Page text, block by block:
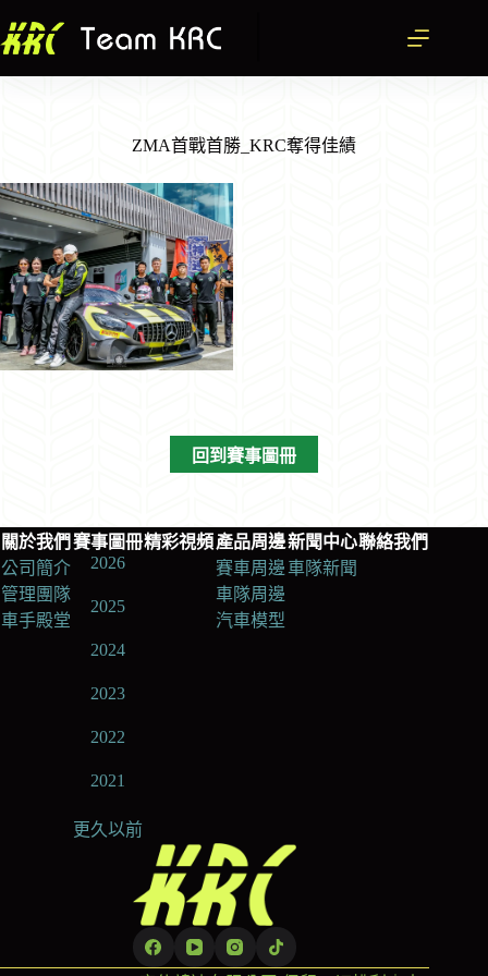
至
ZMA首戰首勝_KRC奪得佳績
回到賽事圖冊
關於我們
公司簡介
管理團隊
車手殿堂
賽事圖冊
2026
2025
2024
2023
2022
2021
更久以前
精彩視頻產品周邊
賽車周邊
車隊周邊
汽車模型
新聞中心
車隊新聞
聯絡我們